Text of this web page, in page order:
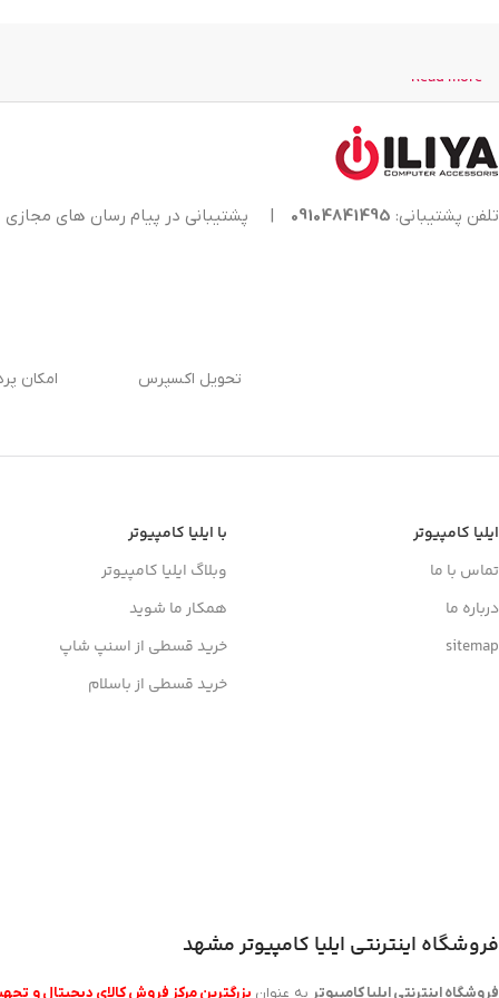
Read more
تلفن پشتیبانی: 09104841495
| پشتیبانی در پیام رسان های مجازی
تحویل اکسپرس
امکان
ایلیا کامپیوتر
تماس با ما
درباره ما
sitemap
با ایلیا کامپیوتر
وبلاگ ایلیا کامپیوتر
همکار ما شوید
خرید قسطی از اسنپ شاپ
خرید قسطی از باسلام
فروشگاه اینترنتی ایلیا کامپیوتر مشهد
فروشگاه اینترنتی ایلیا کامپیوتر به عنوان بزرگترین مرکز فروش کالای دیجیتال و